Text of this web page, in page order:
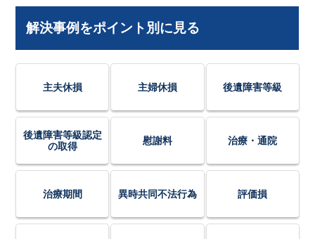
解決事例をポイント別に見る
主夫休損 主婦休損 後遺障害等級
後遺障害等級認定
の取得
慰謝料 治療・通院
治療期間 異時共同不法行為 評価損